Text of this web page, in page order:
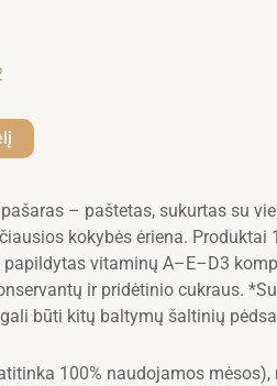
– paštetas, sukurtas su
kokybės ėriena. Produktai
vitaminų A–E–D3
ir pridėtinio cukraus.
būti kitų baltymų šaltinių
100% naudojamos mėsos),